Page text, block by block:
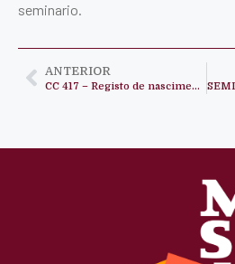
seminario.
ANTERIOR
CC 417 – Registo de nascimento I